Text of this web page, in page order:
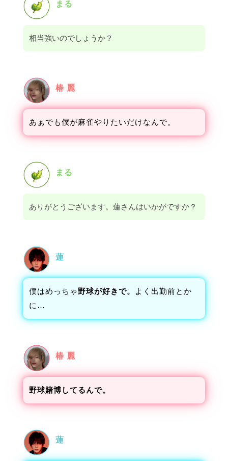
まる
相当強いのでしょうか？
椿 麗
あぁ でも僕が麻雀やりたいだけなんで。
まる
ありがとうございます。蓮さんはいかがですか？
蓮
僕はめっちゃ野球が好きで。
よく出勤前とか
に…
椿 麗
野球賭博してるんで。
蓮